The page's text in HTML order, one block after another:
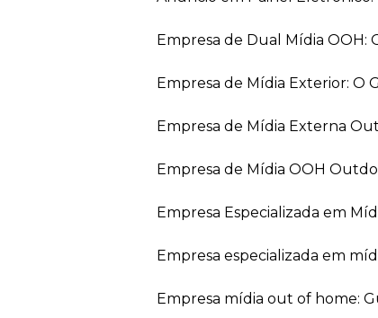
Empresa de Dual Mídia OOH:
Empresa de Mídia Exterior:
Empresa de Mídia Externa
Empresa de Mídia OOH
Empresa Especializada em
Empresa especializada em
Empresa mídia out of home: